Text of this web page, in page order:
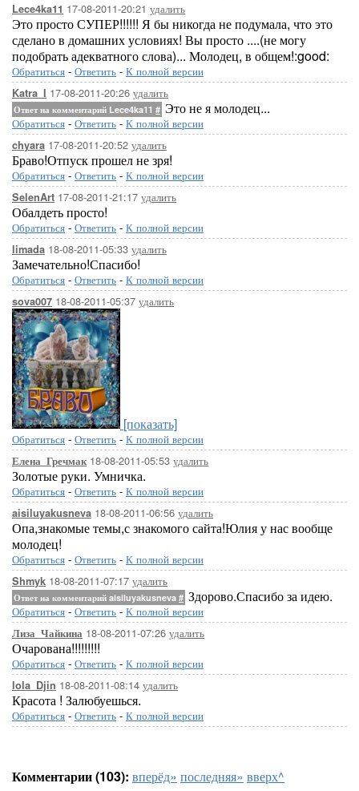
Lece4ka11 17-08-2011-20:21 удалить
Это просто СУПЕР!!!!!! Я бы никогда не подумала, что это
сделано в домашних условиях! Вы просто ....(не могу
подобрать адекватного слова)... Молодец, в общем!:good:
Обратиться - Ответить - К полной версии
Katra_I 17-08-2011-20:26 удалить
Ответ на комментарий Lece4ka11 # Это не я молодец...
Обратиться - Ответить - К полной версии
chyara 17-08-2011-20:52 удалить
Браво!Отпуск прошел не зря!
Обратиться - Ответить - К полной версии
SelenArt 17-08-2011-21:17 удалить
Обалдеть просто!
Обратиться - Ответить - К полной версии
limada 18-08-2011-05:33 удалить
Замечательно!Спасибо!
Обратиться - Ответить - К полной версии
sova007 18-08-2011-05:37 удалить
[показать]
Обратиться - Ответить - К полной версии
Елена_Гречмак18-08-2011-05:53 удалить
Золотые руки. Умничка.
Обратиться - Ответить - К полной версии
aisiluyakusneva 18-08-2011-06:56 удалить
Опа,знакомые темы,с знакомого сайта!Юлия у нас вообще
молодец!
Обратиться - Ответить - К полной версии
Shmyk 18-08-2011-07:17 удалить
Ответ на комментарий aisiluyakusneva # Здорово.Спасибо за идею.
Обратиться - Ответить - К полной версии
Лиза_Чайкина 18-08-2011-07:26 удалить
Очарована!!!!!!!!!
Обратиться - Ответить - К полной версии
lola_Djin 18-08-2011-08:14 удалить
Красота ! Залюбуешься.
Обратиться - Ответить - К полной версии
Комментарии (103): вперёд» последняя» вверх^